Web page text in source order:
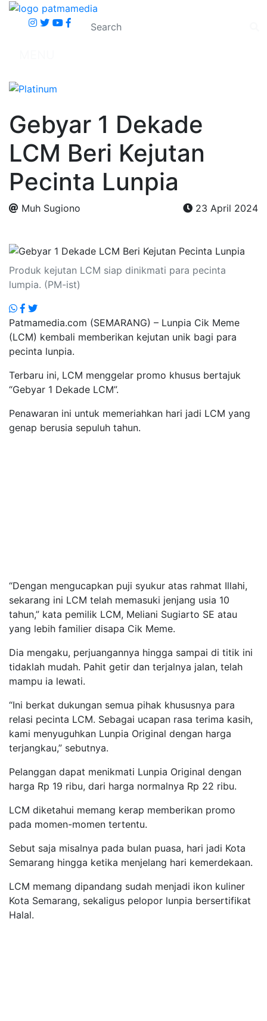
Gebyar 1 Dekade
LCM Beri Kejutan
Pecinta Lunpia
Muh Sugiono
23 April 2024
Produk kejutan LCM siap dinikmati para pecinta
lumpia. (PM-ist)
Patmamedia.com (SEMARANG) – Lunpia Cik Meme
(LCM) kembali memberikan kejutan unik bagi para
pecinta lunpia.
Terbaru ini, LCM menggelar promo khusus bertajuk
“Gebyar 1 Dekade LCM”.
Penawaran ini untuk memeriahkan hari jadi LCM yang
genap berusia sepuluh tahun.
“Dengan mengucapkan puji syukur atas rahmat Illahi,
sekarang ini LCM telah memasuki jenjang usia 10
tahun,” kata pemilik LCM, Meliani Sugiarto SE atau
yang lebih familier disapa Cik Meme.
Dia mengaku, perjuangannya hingga sampai di titik ini
tidaklah mudah. Pahit getir dan terjalnya jalan, telah
mampu ia lewati.
“Ini berkat dukungan semua pihak khususnya para
relasi pecinta LCM. Sebagai ucapan rasa terima kasih,
kami menyuguhkan Lunpia Original dengan harga
terjangkau,” sebutnya.
Pelanggan dapat menikmati Lunpia Original dengan
harga Rp 19 ribu, dari harga normalnya Rp 22 ribu.
LCM diketahui memang kerap memberikan promo
pada momen-momen tertentu.
Sebut saja misalnya pada bulan puasa, hari jadi Kota
Semarang hingga ketika menjelang hari kemerdekaan.
LCM memang dipandang sudah menjadi ikon kuliner
Kota Semarang, sekaligus pelopor lunpia bersertifikat
Halal.